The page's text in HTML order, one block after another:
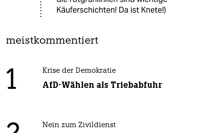
Käuferschichten! Da ist Knete!)
meistkommentiert
1 Krise der Demokratie
AfD-Wählen als Triebabfuhr
Nein zum Zivildienst